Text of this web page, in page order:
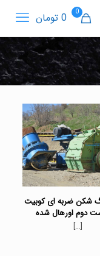
0 0 تومان
شکن ضربه ای کوبیت
[…]